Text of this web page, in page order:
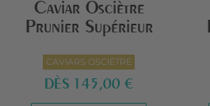
Caviar Osciètre
Prunier Supérieur
CAVIARS OSCIÈTRE
DÈS 145,00 €